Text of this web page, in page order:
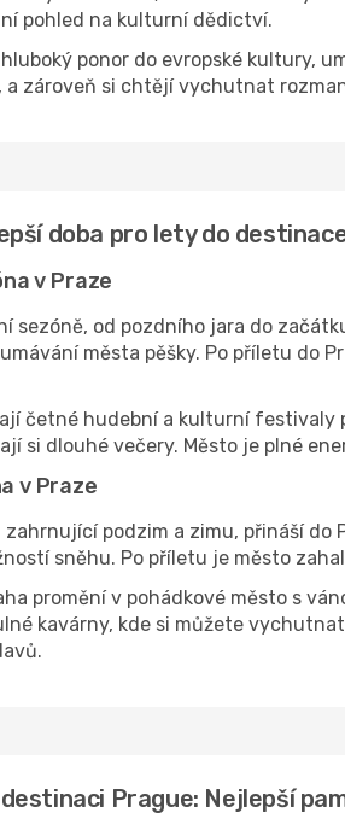
pohled na kulturní dědictví.
ponor do evropské kultury,
zároveň si chtějí vychutnat
doba pro lety do
v Praze
sezóně, od pozdního jara do
města pěšky. Po příletu do
četné hudební a kulturní festivaly
si dlouhé večery. Město je plné
v Praze
zahrnující podzim a zimu, přináší do
sněhu. Po příletu je město
promění v pohádkové město s
kavárny, kde si můžete
Prague: Nejlepší